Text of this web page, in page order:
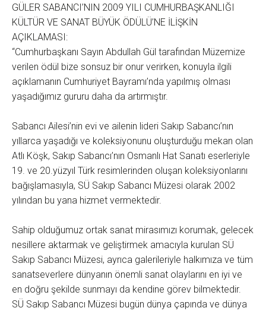
GÜLER SABANCI’NIN 2009 YILI CUMHURBAŞKANLIĞI
KÜLTÜR VE SANAT BÜYÜK ÖDÜLÜ’NE İLİŞKİN
AÇIKLAMASI:
“Cumhurbaşkanı Sayın Abdullah Gül tarafından Müzemize
verilen ödül bize sonsuz bir onur verirken, konuyla ilgili
açıklamanın Cumhuriyet Bayramı’nda yapılmış olması
yaşadığımız gururu daha da artırmıştır.
Sabancı Ailesi’nin evi ve ailenin lideri Sakıp Sabancı’nın
yıllarca yaşadığı ve koleksiyonunu oluşturduğu mekan olan
Atlı Köşk, Sakıp Sabancı’nın Osmanlı Hat Sanatı eserleriyle
19. ve 20.yüzyıl Türk resimlerinden oluşan koleksiyonlarını
bağışlamasıyla, SÜ Sakıp Sabancı Müzesi olarak 2002
yılından bu yana hizmet vermektedir.
Sahip olduğumuz ortak sanat mirasımızı korumak, gelecek
nesillere aktarmak ve geliştirmek amacıyla kurulan SÜ
Sakıp Sabancı Müzesi, ayrıca galerileriyle halkımıza ve tüm
sanatseverlere dünyanın önemli sanat olaylarını en iyi ve
en doğru şekilde sunmayı da kendine görev bilmektedir.
SÜ Sakıp Sabancı Müzesi bugün dünya çapında ve dünya